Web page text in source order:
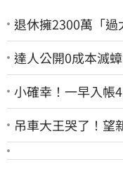
退休擁2300萬「
達人公開0成本滅
小確幸！一早入
吊車大王哭了！望